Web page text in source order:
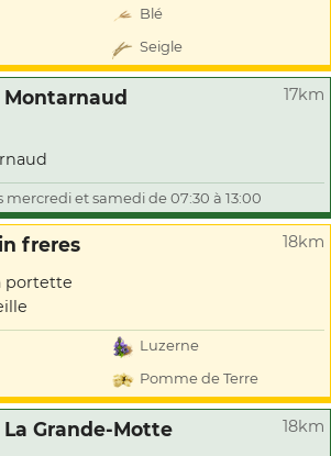
Blé
Seigle
17km
mercredi et samedi de 07:30 à 13:00
freres 18km
portette
Luzerne
Pomme de Terre
Grande-Motte 18km